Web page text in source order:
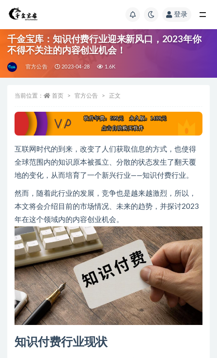
登录
千金宝库：知识付费行业迎来新风口，2023年你
不得不关注的内容创业机会！
官方公告 2023-04-28 1.6K
当前位置： 首页 官方公告 正文
互联网时代的到来，改变了人们获取信息的方式，也使得
全球范围内的知识原本被孤立、分散的状态发生了翻天覆
地的变化，从而培育了一个新兴行业——知识付费行业。
然而，随着此行业的发展，竞争也是越来越激烈，所以，
本文将会介绍目前的市场情况、未来的趋势，并探讨2023
年在这个领域内的内容创业机会。
知识付费行业现状